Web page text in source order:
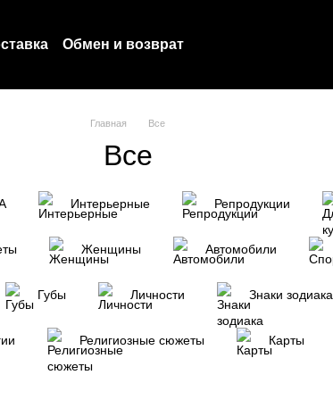
Обмен и возврат
Главная Все
Все
Интерьерные Репродукции
Женщины Автомобили
Губы Личности Знаки зодиака
Религиозные сюжеты Карты